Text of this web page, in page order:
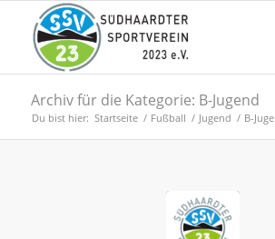
Archiv für die Kategorie: B-Jugend
Du bist hier: Startseite / Fußball / Jugend / B-